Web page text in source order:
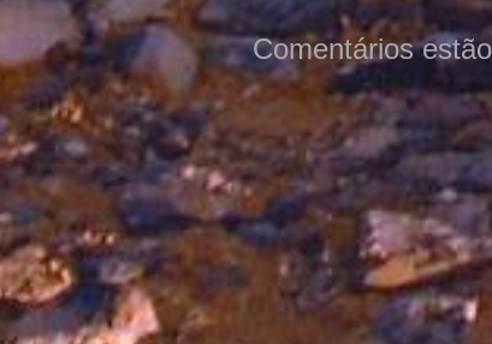
Comentários